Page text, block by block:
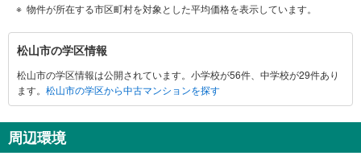
物件が所在する市区町村を対象とした平均価格を表示しています。
松
山
市
に
す
る
松山市の学区情報
松山市の学区情報は公開されています。小学校が56件、中学校が29件あり
ます。 松山市の学区から中古マンションを探す
周辺環境